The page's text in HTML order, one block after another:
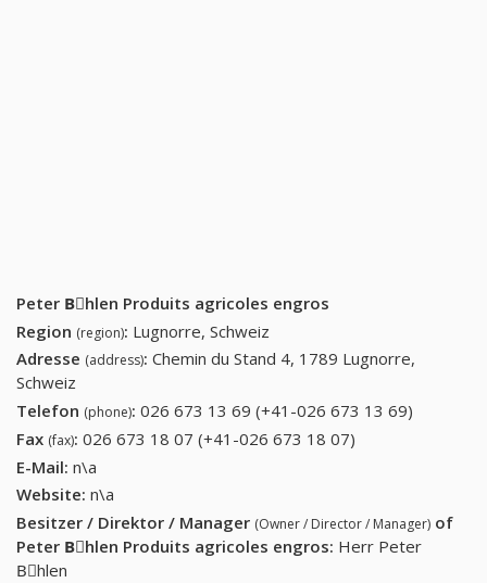
Peter Bِhlen Produits agricoles engros
Region (region): Lugnorre, Schweiz
Adresse (address): Chemin du Stand 4, 1789 Lugnorre,
Schweiz
Telefon (phone): 026 673 13 69 (+41-026 673 13 69)
Fax (fax): 026 673 18 07 (+41-026 673 18 07)
E-Mail: n\a
Website: n\a
Besitzer / Direktor / Manager (Owner / Director / Manager) of
Peter Bِhlen Produits agricoles engros: Herr Peter
Bِhlen